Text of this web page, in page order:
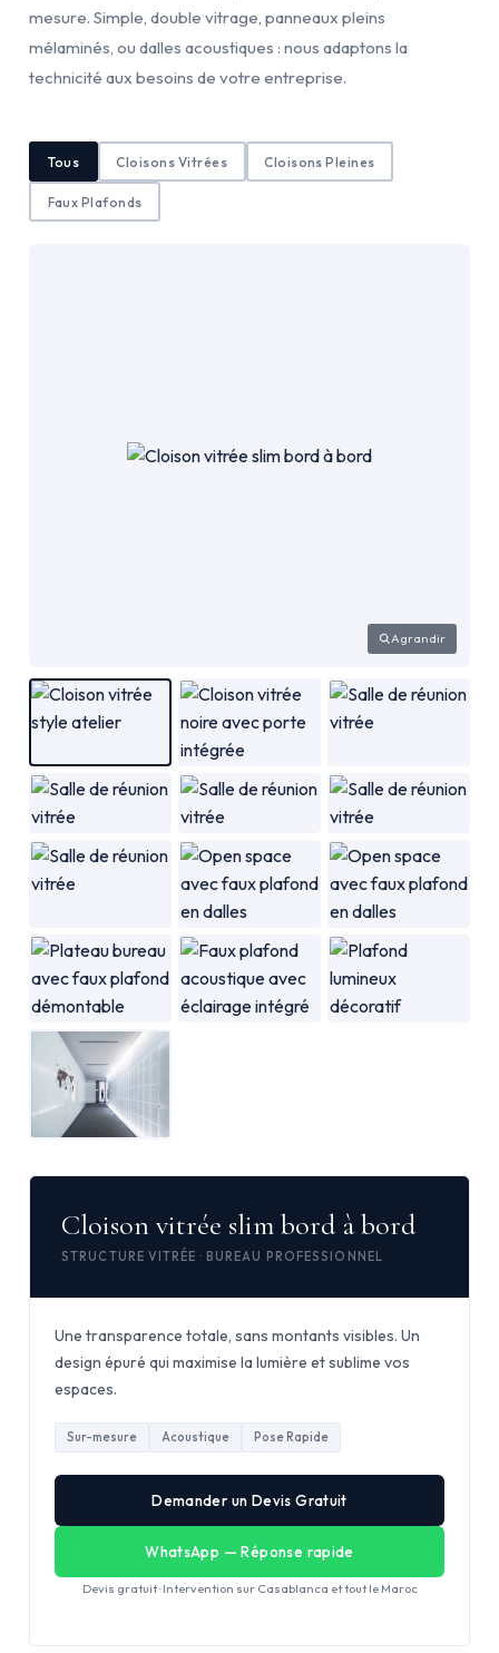
mesure. Simple, double vitrage, panneaux pleins
mélaminés, ou dalles acoustiques : nous adaptons la
technicité aux besoins de votre entreprise.
Tous Cloisons Vitrées Cloisons Pleines
Faux Plafonds
Agrandir
Cloison vitrée slim bord à bord
STRUCTURE VITRÉE · BUREAU PROFESSIONNEL
Une transparence totale, sans montants visibles. Un
design épuré qui maximise la lumière et sublime vos
espaces.
Sur-mesure Acoustique Pose Rapide
Demander un Devis Gratuit
WhatsApp — Réponse rapide
Devis gratuit · Intervention sur Casablanca et tout le Maroc